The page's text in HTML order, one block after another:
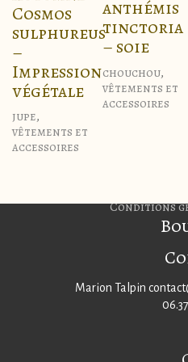
Cosmos
sulphureus
–
Impression
végétale
jupe,
vêtements et
accessoires
anthémis
tinctoria
– soie
chouchou,
vêtements et
accessoires
Page
Conditions
Marion Talpin